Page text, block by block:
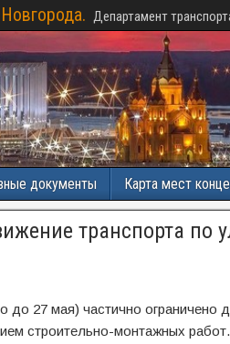
Департамент
документы Карта мест
транспорта по
27 мая) частично ограничено
строительно-монтажных работ.